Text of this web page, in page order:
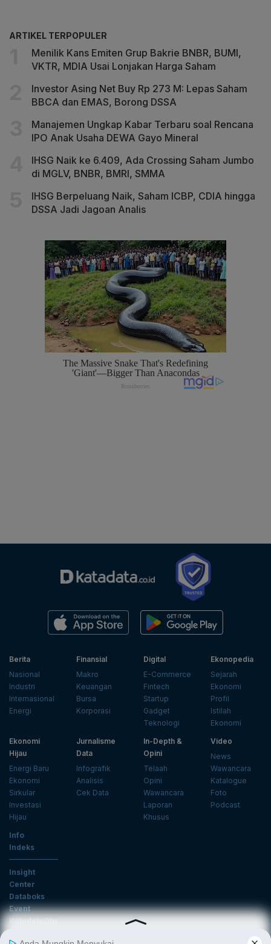
ARTIKEL TERPOPULER
Menilik Kans Emiten Grup Bakrie BNBR, BUMI,
VKTR, MDIA Usai Lonjakan Harga Saham
Investor Asing Net Buy Rp 273 M: Lepas Saham
BBCA dan EMAS, Borong DSSA
Manajemen Ungkap Kabar Terbaru soal Rencana
IPO Anak Usaha DEWA Gayo Mineral
IHSG Naik ke 6.409, Ada Crossing Saham Jumbo
di MGLV, BNBR, BMRI, SMMA
IHSG Berpeluang Naik, Saham ICBP, CDIA hingga
DSSA Jadi Jagoan Analis
Berita
Nasional
Industri
Internasional
Energi
Finansial
Makro
Keuangan
Bursa
Korporasi
Digital
E-Commerce
Fintech
Startup
Gadget
Teknologi
Ekonopedia
Sejarah
Ekonomi
Profil
Istilah
Ekonomi
Ekonomi
Hijau
Energi Baru
Ekonomi
Sirkular
Investasi
Hijau
Jurnalisme
Data
Infografik
Analisis
Cek Data
In-Depth &
Opini
Telaah
Opini
Wawancara
Laporan
Khusus
Video
News
Wawancara
Katalogue
Foto
Podcast
Info
Indeks
Insight
Center
Databoks
Event
KatadataOto